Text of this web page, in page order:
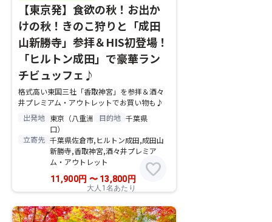
【東京発】食欲の秋！お出か
けの秋！きのこ狩りと「成田
山新勝寺」参拝＆HIS初登場！
「ヒルトン成田」で豪華ラン
チビュッフェ♪
格式高い東国三社「香取神宮」を参拝＆酒々
井プレミアム・アウトレットでお買い物も♪
出発地 東京（八重洲
口）
目的地 千葉県
立寄先 千葉県佐倉市,ヒルトン成田,成田山
新勝寺,香取神宮,酒々井プレミア
ム・アウトレット
11,900円 〜13,800円
大人1名あたり
favorite